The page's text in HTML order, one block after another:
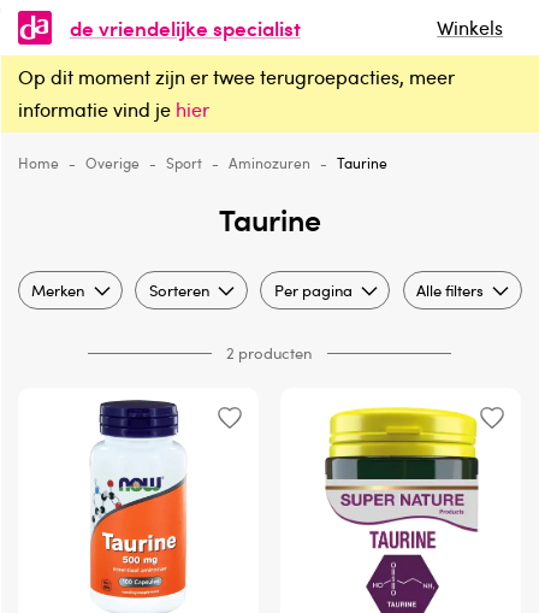
de vriendelijke specialist Winkels
Op dit moment zijn er twee terugroepacties, meer
informatie vind je hier
Home - Overige - Sport - Aminozuren - Taurine
Taurine
Merken Sorteren Per pagina Alle filters
2 producten